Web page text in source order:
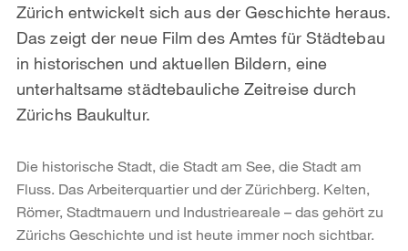
Zürich entwickelt sich aus der Geschichte heraus.
Das zeigt der neue Film des Amtes für Städtebau
in historischen und aktuellen Bildern, eine
unterhaltsame städtebauliche Zeitreise durch
Zürichs Baukultur.
Die historische Stadt, die Stadt am See, die Stadt am
Fluss. Das Arbeiterquartier und der Zürichberg. Kelten,
Römer, Stadtmauern und Industrieareale – das gehört zu
Zürichs Geschichte und ist heute immer noch sichtbar.